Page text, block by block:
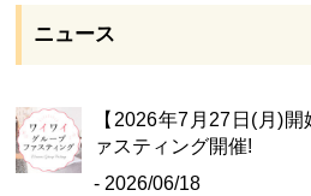
ニュース
【2026年7月27日(月)
ァスティング開催!
- 2026/06/18